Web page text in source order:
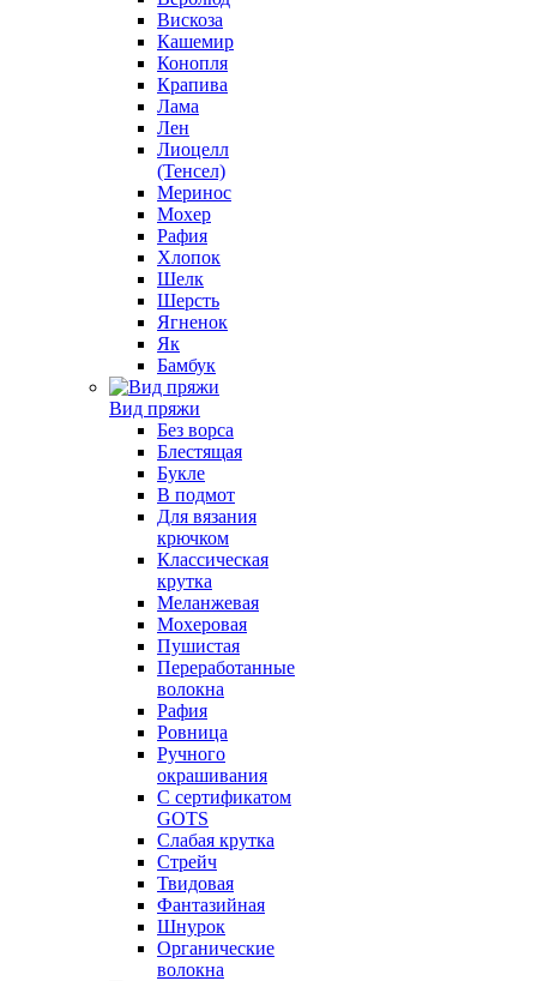
Вискоза
Кашемир
Конопля
Крапива
Лама
Лен
Лиоцелл
(Тенсел)
Меринос
Мохер
Рафия
Хлопок
Шелк
Шерсть
Ягненок
Як
Бамбук
Вид пряжи
Без ворса
Блестящая
Букле
В подмот
Для вязания
крючком
Классическая
крутка
Меланжевая
Мохеровая
Пушистая
Переработанные
волокна
Рафия
Ровница
Ручного
окрашивания
С сертификатом
GOTS
Слабая крутка
Стрейч
Твидовая
Фантазийная
Шнурок
Органические
волокна